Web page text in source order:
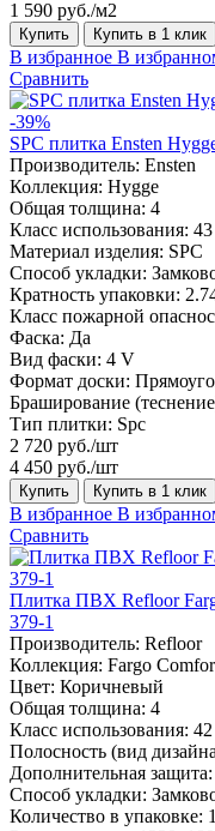
1 590 руб./м2
Купить Купить в 1 клик
В избранное В
Сравнить
-39%
SPC плитка Ensten
Производитель: Ensten
Коллекция: Hygge
Общая толщина: 4
Класс использования: 43
Материал изделия: SPC
Способ укладки:
Кратность упаковки:
Класс пожарной
Фаска: Да
Вид фаски: 4 V
Формат доски:
Браширование
Тип плитки: Spc
2 720 руб./шт
4 450 руб./шт
Купить Купить в 1 клик
В избранное В
Сравнить
Плитка ПВХ Refloor
379-1
Производитель: Refloor
Коллекция: Fargo
Цвет: Коричневый
Общая толщина: 4
Класс использования: 42
Полосность (вид
Дополнительная защита:
Способ укладки:
Количество в упаковке: